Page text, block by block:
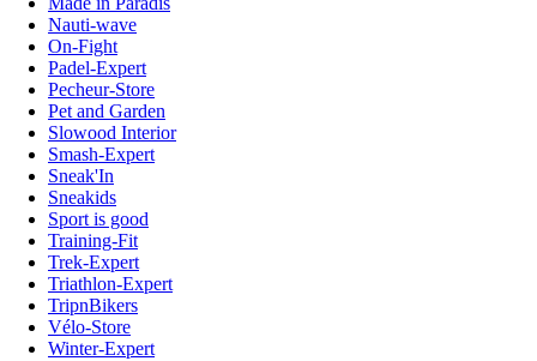
Nauti-wave
On-Fight
Padel-Expert
Pecheur-Store
Pet and Garden
Slowood Interior
Smash-Expert
Sneak'In
Sneakids
Sport is good
Training-Fit
Trek-Expert
Triathlon-Expert
TripnBikers
Vélo-Store
Winter-Expert